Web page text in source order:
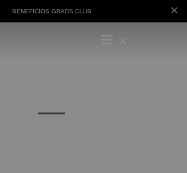
BENEFICIOS GRADS CLUB